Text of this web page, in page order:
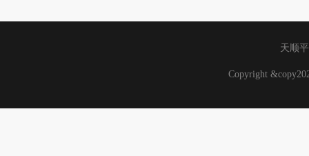
天顺
Copyright